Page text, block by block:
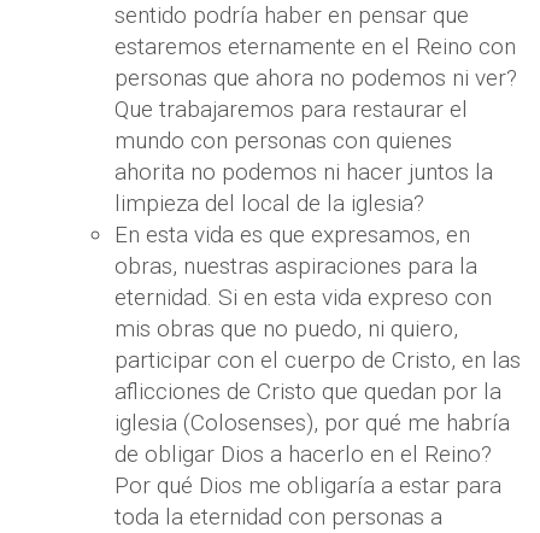
sentido podría haber en pensar que
estaremos eternamente en el Reino con
personas que ahora no podemos ni ver?
Que trabajaremos para restaurar el
mundo con personas con quienes
ahorita no podemos ni hacer juntos la
limpieza del local de la iglesia?
En esta vida es que expresamos, en
obras, nuestras aspiraciones para la
eternidad. Si en esta vida expreso con
mis obras que no puedo, ni quiero,
participar con el cuerpo de Cristo, en las
aflicciones de Cristo que quedan por la
iglesia (Colosenses), por qué me habría
de obligar Dios a hacerlo en el Reino?
Por qué Dios me obligaría a estar para
toda la eternidad con personas a